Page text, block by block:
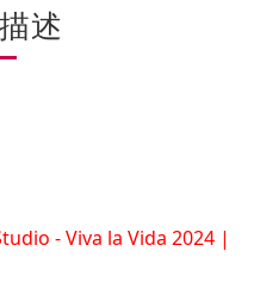
述
- Viva la Vida 2024 |